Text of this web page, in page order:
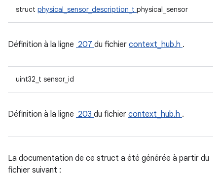
struct physical_sensor_description_t physical_sensor
Définition à la ligne 207 du fichier context_hub.h .
uint32_t sensor_id
Définition à la ligne 203 du fichier context_hub.h .
La documentation de ce struct a été générée à partir du
fichier suivant :